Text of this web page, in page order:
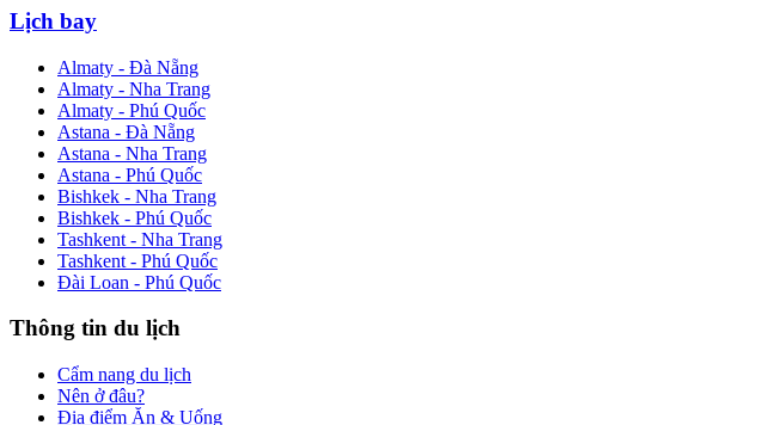
Lịch bay
Almaty - Đà Nẵng
Almaty - Nha Trang
Almaty - Phú Quốc
Astana - Đà Nẵng
Astana - Nha Trang
Astana - Phú Quốc
Bishkek - Nha Trang
Bishkek - Phú Quốc
Tashkent - Nha Trang
Tashkent - Phú Quốc
Đài Loan - Phú Quốc
Thông tin du lịch
Cẩm nang du lịch
Nên ở đâu?
Địa điểm Ăn & Uống